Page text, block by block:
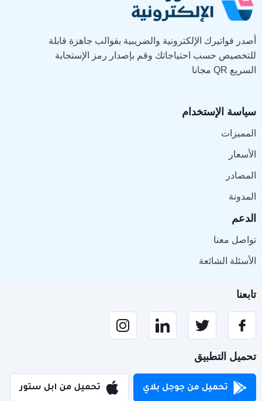
أصدر فواتيرك الإلكترونية والضريبية بقوالب جاهزة قابلة
للتخصيص حسب احتياجاتك وقم بإصدار رمز الإستجابة
السريع QR مجانا
سياسة الإستخدام
المميزات
الأسعار
المصادر
المدونة
الدعم
تواصل معنا
الأسئلة الشائعة
تابعنا
تحميل التطبيق